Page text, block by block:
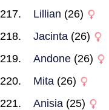
Lillian (26)
Jacinta (26)
Andone (26)
Mita (26)
Anisia (25)